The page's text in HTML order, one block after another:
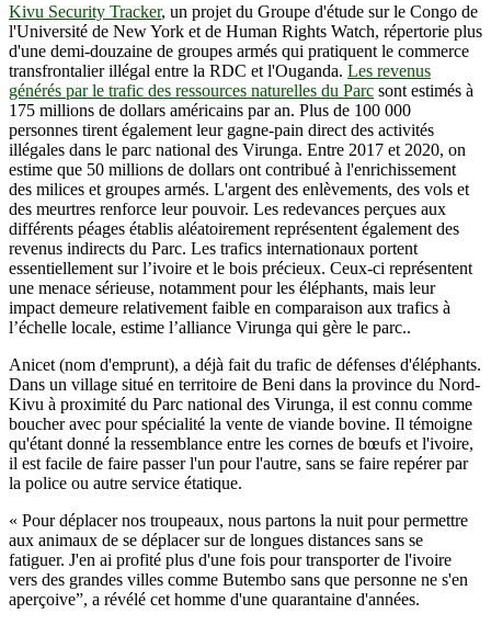
Kivu Security Tracker, un projet du Groupe d'étude sur le Congo de
l'Université de New York et de Human Rights Watch, répertorie plus
d'une demi-douzaine de groupes armés qui pratiquent le commerce
transfrontalier illégal entre la RDC et l'Ouganda. Les revenus
générés par le trafic des ressources naturelles du Parc sont estimés à
175 millions de dollars américains par an. Plus de 100 000
personnes tirent également leur gagne-pain direct des activités
illégales dans le parc national des Virunga. Entre 2017 et 2020, on
estime que 50 millions de dollars ont contribué à l'enrichissement
des milices et groupes armés. L'argent des enlèvements, des vols et
des meurtres renforce leur pouvoir. Les redevances perçues aux
différents péages établis aléatoirement représentent également des
revenus indirects du Parc. Les trafics internationaux portent
essentiellement sur l’ivoire et le bois précieux. Ceux-ci représentent
une menace sérieuse, notamment pour les éléphants, mais leur
impact demeure relativement faible en comparaison aux trafics à
l’échelle locale, estime l’alliance Virunga qui gère le parc..
Anicet (nom d'emprunt), a déjà fait du trafic de défenses d'éléphants.
Dans un village situé en territoire de Beni dans la province du Nord-
Kivu à proximité du Parc national des Virunga, il est connu comme
boucher avec pour spécialité la vente de viande bovine. Il témoigne
qu'étant donné la ressemblance entre les cornes de bœufs et l'ivoire,
il est facile de faire passer l'un pour l'autre, sans se faire repérer par
la police ou autre service étatique.
« Pour déplacer nos troupeaux, nous partons la nuit pour permettre
aux animaux de se déplacer sur de longues distances sans se
fatiguer. J'en ai profité plus d'une fois pour transporter de l'ivoire
vers des grandes villes comme Butembo sans que personne ne s'en
aperçoive”, a révélé cet homme d'une quarantaine d'années.